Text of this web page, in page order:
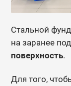
Стальной
на заранее
поверхность.
Для того,